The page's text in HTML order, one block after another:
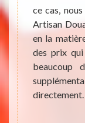
un
ce cas,
Artisan
en la
des prix
beaucoup
directement.